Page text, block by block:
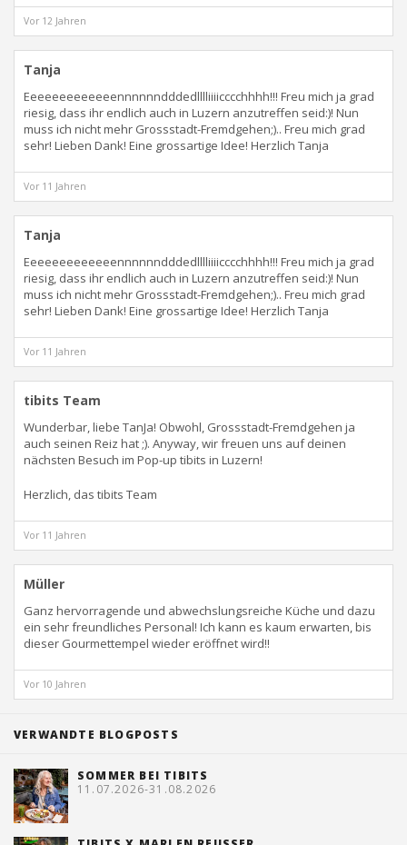
Vor 12 Jahren
Tanja
Eeeeeeeeeeeeennnnnndddedlllliiiicccchhhh!!! Freu mich ja grad
riesig, dass ihr endlich auch in Luzern anzutreffen seid:)! Nun
muss ich nicht mehr Grossstadt-Fremdgehen;).. Freu mich grad
sehr! Lieben Dank! Eine grossartige Idee! Herzlich Tanja
Vor 11 Jahren
Tanja
Eeeeeeeeeeeeennnnnndddedlllliiiicccchhhh!!! Freu mich ja grad
riesig, dass ihr endlich auch in Luzern anzutreffen seid:)! Nun
muss ich nicht mehr Grossstadt-Fremdgehen;).. Freu mich grad
sehr! Lieben Dank! Eine grossartige Idee! Herzlich Tanja
Vor 11 Jahren
tibits Team
Wunderbar, liebe TanJa! Obwohl, Grossstadt-Fremdgehen ja
auch seinen Reiz hat ;). Anyway, wir freuen uns auf deinen
nächsten Besuch im Pop-up tibits in Luzern!
Herzlich, das tibits Team
Vor 11 Jahren
Müller
Ganz hervorragende und abwechslungsreiche Küche und dazu
ein sehr freundliches Personal! Ich kann es kaum erwarten, bis
dieser Gourmettempel wieder eröffnet wird!!
Vor 10 Jahren
VERWANDTE BLOGPOSTS
SOMMER BEI TIBITS
11.07.2026-31.08.2026